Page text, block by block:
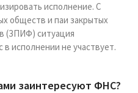
исполнение. С
обществ и паи закрытых
(ЗПИФ) ситуация
исполнении не участвует.
заинтересуют ФНС?